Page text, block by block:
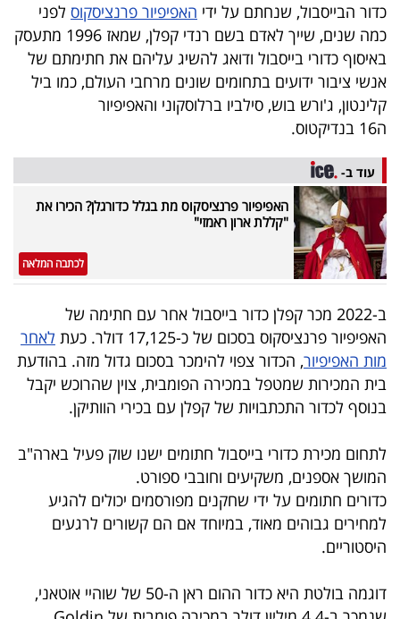
5
המילון
הכלכלי
פודקאסט
40
UNDER
40
שיתופי
פעולה
דרושים
ניוזלטרים
מייל
אדום
כדור הבייסבול, שנחתם על ידי האפיפיור פרנציסקוס לפני
כמה שנים, שייך לאדם בשם רנדי קפלן, שמאז 1996 מתעסק
באיסוף כדורי בייסבול ודואג להשיג עליהם את חתימתם של
אנשי ציבור ידועים בתחומים שונים מרחבי העולם, כמו ביל
קלינטון, ג'ורש בוש, סילביו ברלוסקוני והאפיפיור
ה16 בנדיקטוס.
עוד ב-
האפיפיור פרנציסקוס מת בגלל כדורגלן? הכירו את
"קללת ארון ראמזי"
לכתבה המלאה
ב-2022 מכר קפלן כדור בייסבול אחר עם חתימה של
האפיפיור פרנציסקוס בסכום של כ-17,125 דולר. כעת
לאחר
מות האפיפיור, הכדור צפוי להימכר בסכום גדול מזה. בהודעת
בית המכירות שמטפל במכירה הפומבית, צוין שהרוכש יקבל
בנוסף לכדור התכתבויות של קפלן עם בכירי הוותיקן.
לתחום מכירת כדורי בייסבול חתומים ישנו שוק פעיל בארה"ב
המושך אספנים, משקיעים וחובבי ספורט.
כדורים חתומים על ידי שחקנים מפורסמים יכולים להגיע
למחירים גבוהים מאוד, במיוחד אם הם קשורים לרגעים
היסטוריים.
דוגמה בולטת היא כדור ההום ראן ה-50 של שוהיי אוטאני,